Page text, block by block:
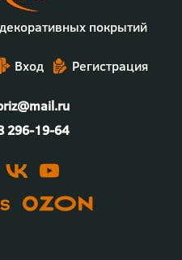
покрытий
Вход Регистрация
296-19-64